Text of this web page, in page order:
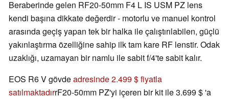
Beraberinde gelen RF20-50mm F4 L IS USM PZ lens
kendi başına dikkate değerdir - motorlu ve manuel kontrol
arasında geçiş yapan tek bir halka ile çalıştırılabilen, güçlü
yakınlaştırma özelliğine sahip ilk tam kare RF lenstir. Odak
uzaklığı, uzamayan bir namlu ile sabit f/4'te sabit kalır.
EOS R6 V gövdeadresinde 2.499 $ fiyatla
satılmaktadırrF20-50mm PZ'yi içeren bir kit ile 3.699 $ 'a